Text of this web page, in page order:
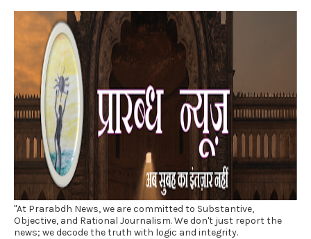
"At Prarabdh News, we are committed to Substantive,
Objective, and Rational Journalism. We don't just report the
news; we decode the truth with logic and integrity.